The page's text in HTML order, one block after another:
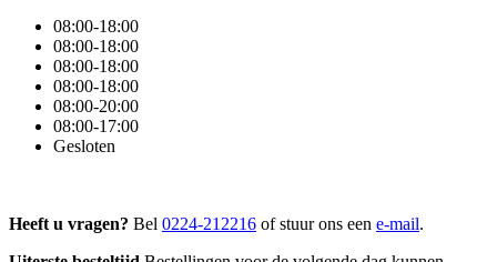
08:00-18:00
08:00-18:00
08:00-18:00
08:00-18:00
08:00-20:00
08:00-17:00
Gesloten
Heeft u vragen? Bel 0224-212216 of stuur ons een e-mail.